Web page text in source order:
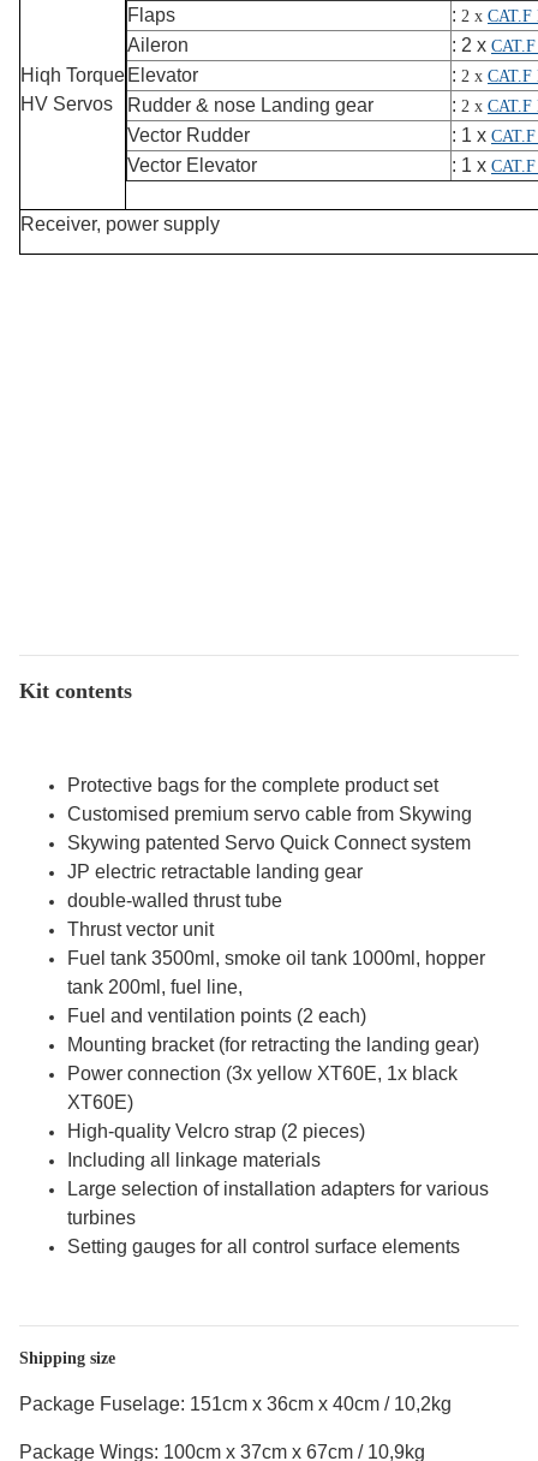
Hiqh Torque
HV Servos
Flaps : 2 x CAT.F
Aileron : 2 x
Elevator : 2 x CAT.F
Rudder & nose Landing gear : 2 x CAT.F
Vector Rudder : 1 x
Vector Elevator : 1 x
Receiver, power supply
Kit contents
Protective bags for the complete product set
Customised premium servo cable from Skywing
Skywing patented Servo Quick Connect system
JP electric retractable landing gear
double-walled thrust tube
Thrust vector unit
Fuel tank 3500ml, smoke oil tank 1000ml, hopper
tank 200ml, fuel line,
Fuel and ventilation points (2 each)
Mounting bracket (for retracting the landing gear)
Power connection (3x yellow XT60E, 1x black
XT60E)
High-quality Velcro strap (2 pieces)
Including all linkage materials
Large selection of installation adapters for various
turbines
Setting gauges for all control surface elements
Shipping size
Package Fuselage: 151cm x 36cm x 40cm / 10,2kg
Package Wings: 100cm x 37cm x 67cm / 10,9kg